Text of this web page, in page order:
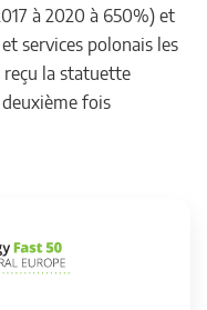
à 2020 à 650%) et
services polonais les
reçu la statuette
fois